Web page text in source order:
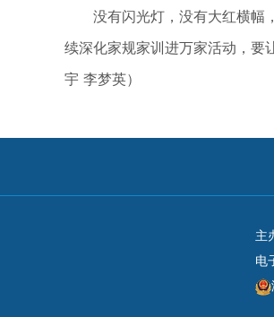
没有闪光灯，没有大红横幅，
续深化家规家训进万家活动，要
宇 李梦英）
主
电